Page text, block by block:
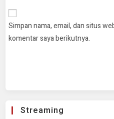
Simpan nama, email, dan situs
komentar saya berikutnya.
Streaming